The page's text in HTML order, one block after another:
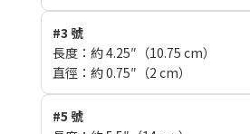
#3 號
長度：約 4.25″（10.75 cm）
直徑：約 0.75″（2 cm）
#5 號